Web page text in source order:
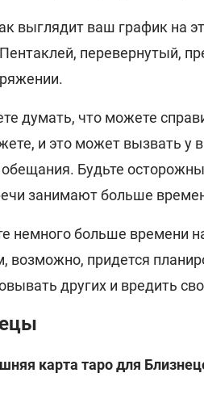
выглядит ваш график на
перевернутый,
думать, что можете
и это может вызвать
Будьте
занимают больше
немного больше времени
возможно, придется
других и вредить
карта таро для